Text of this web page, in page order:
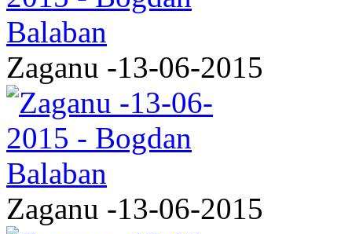
Zaganu -13-06-2015
Zaganu -13-06-2015